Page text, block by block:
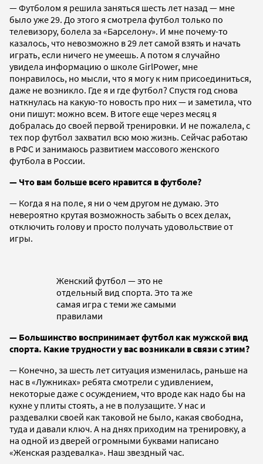
— Футболом я решила заняться шесть лет назад — мне
было уже 29. До этого я смотрела футбол только по
телевизору, болела за «Барселону». И мне почему-то
казалось, что невозможно в 29 лет самой взять и начать
играть, если ничего не умеешь. А потом я случайно
увидела информацию о школе GirlPower, мне
понравилось, но мысли, что я могу к ним присоединиться,
даже не возникло. Где я и где футбол? Спустя год снова
наткнулась на какую-то новость про них — и заметила, что
они пишут: можно всем. В итоге еще через месяц я
добралась до своей первой тренировки. И не пожалела, с
тех пор футбол захватил всю мою жизнь. Сейчас работаю
в РФС и занимаюсь развитием массового женского
футбола в России.
— Что вам больше всего нравится в футболе?
— Когда я на поле, я ни о чем другом не думаю. Это
невероятно крутая возможность забыть о всех делах,
отключить голову и просто получать удовольствие от
игры.
Женский футбол — это не
отдельный вид спорта. Это та же
самая игра с теми же самыми
правилами
— Большинство воспринимает футбол как мужской вид
спорта. Какие трудности у вас возникали в связи с этим?
— Конечно, за шесть лет ситуация изменилась, раньше на
нас в «Лужниках» ребята смотрели с удивлением,
некоторые даже с осуждением, что вроде как надо бы на
кухне у плиты стоять, а не в полузащите. У нас и
раздевалки своей как таковой не было, какая свободна,
туда и давали ключ. А на днях приходим на тренировку, а
на одной из дверей огромными буквами написано
«Женская раздевалка». Наш звездный час.